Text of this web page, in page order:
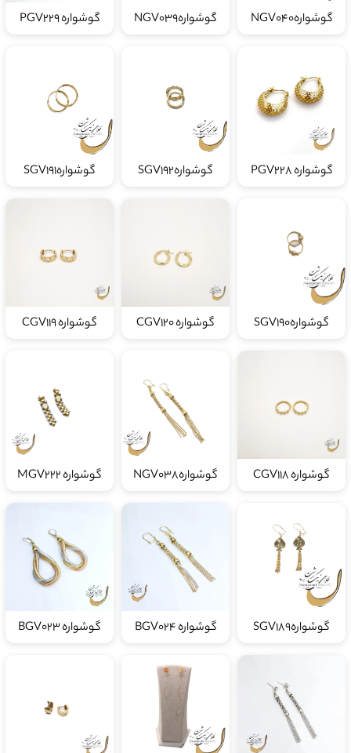
گوشوارهNGV040 گوشوارهNGV039 گوشواره PGV229
گوشواره PGV228 گوشوارهSGV192 گوشوارهSGV191
گوشوارهSGV190 گوشواره CGV120 گوشواره CGV119
گوشواره CGV118 گوشوارهNGV038 گوشواره MGV222
گوشوارهSGV189 گوشواره BGV024 گوشواره BGV023